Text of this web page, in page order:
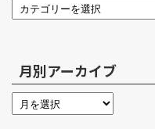
月別アーカイブ